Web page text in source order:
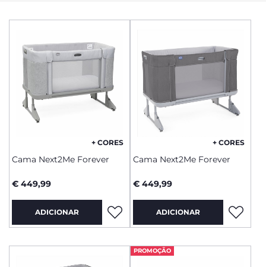
+ CORES
Cama Next2Me Forever
€ 449,99
ADICIONAR
+ CORES
Cama Next2Me Forever
€ 449,99
ADICIONAR
PROMOÇÃO